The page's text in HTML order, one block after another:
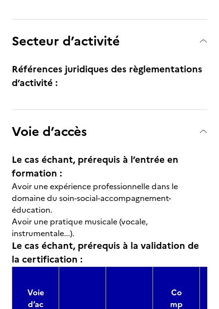
Secteur d’activité
Références juridiques des règlementations
d’activité :
Voie d’accès
Le cas échant, prérequis à l’entrée en
formation :
Avoir une expérience professionnelle dans le
domaine du soin-social-accompagnement-
éducation.
Avoir une pratique musicale (vocale,
instrumentale...).
Le cas échant, prérequis à la validation de
la certification :
Voie
d’ac
Co
mp